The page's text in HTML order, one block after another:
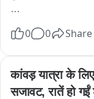
कांवड़ियों से यात्रा की
0 0 Share
कांवड़ यात्रा के
सजावट, रातें हो गईं